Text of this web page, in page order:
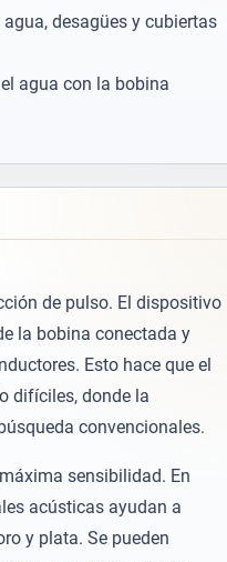
desagües y cubiertas
agua con la bobina
de pulso. El dispositivo
la bobina conectada y
Esto hace que el
difíciles, donde la
convencionales.
sensibilidad. En
acústicas ayudan a
y plata. Se pueden